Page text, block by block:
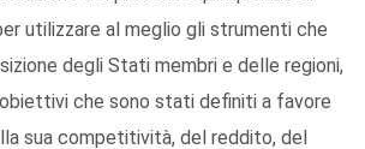
utilizzare al meglio gli strumenti che
degli Stati membri e delle regioni,
che sono stati definiti a favore
sua competitività, del reddito, del